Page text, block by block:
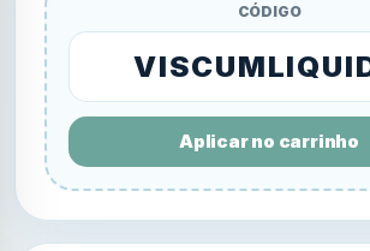
CÓDIGO
Aplicar no carrinho